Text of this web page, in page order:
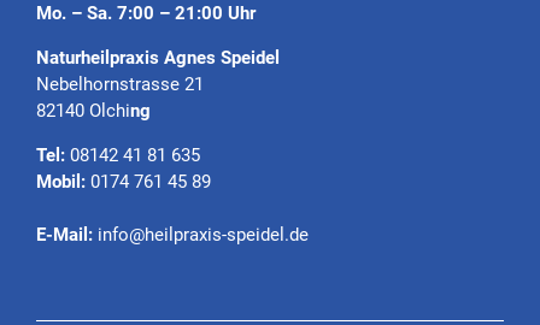
Mo. – Sa. 7:00 – 21:00 Uhr
Naturheilpraxis Agnes Speidel
Nebelhornstrasse 21
82140 Olching
Tel: 08142 41 81 635
Mobil: 0174 761 45 89
E-Mail: info@heilpraxis-speidel.de